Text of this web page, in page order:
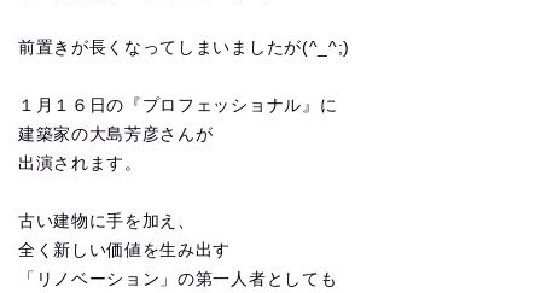
前置きが長くなってしまいましたが(^_^;)
１月１６日の『プロフェッショナル』に
建築家の大島芳彦さんが
出演されます。
古い建物に手を加え、
全く新しい価値を生み出す
「リノベーション」の第一人者としても